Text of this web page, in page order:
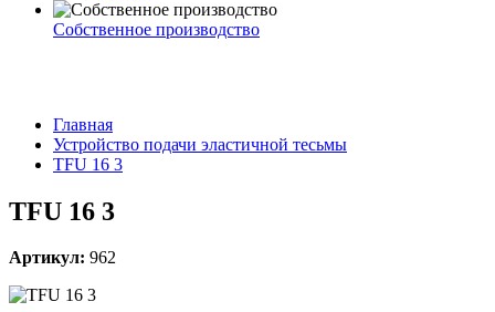
Собственное производство
Главная
Устройство подачи эластичной тесьмы
TFU 16 3
TFU 16 3
Артикул: 962